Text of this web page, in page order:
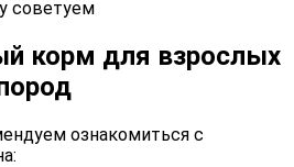
советуем
корм для взрослых
ознакомиться с